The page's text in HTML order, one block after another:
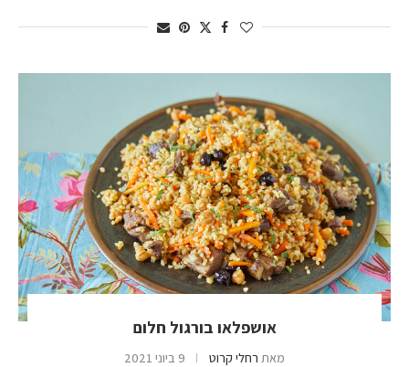
אושפלאו בורגול חלום
מאת רחלי קרוט 9 ביוני 2021